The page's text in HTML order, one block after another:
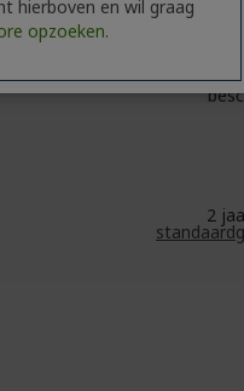
2
hierboven en wil graag
opzoeken.